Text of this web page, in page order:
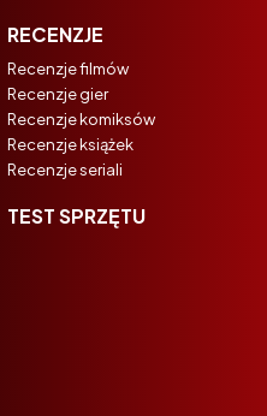
RECENZJE
Recenzje filmów
Recenzje gier
Recenzje komiksów
Recenzje książek
Recenzje seriali
TEST SPRZĘTU